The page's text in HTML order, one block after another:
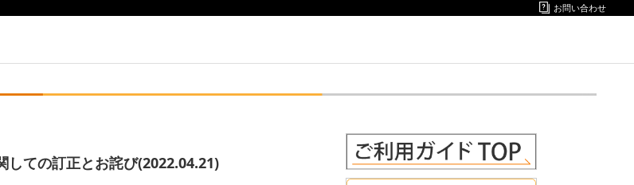
お問い合わせ
しての訂正とお詫び(2022.04.21)